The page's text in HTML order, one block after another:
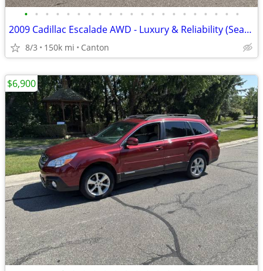
• • • • • • • • • • • • • • • • • • • • •
2009 Cadillac Escalade AWD - Luxury & Reliability (Seats 7)
8/3 150k mi Canton
$6,900